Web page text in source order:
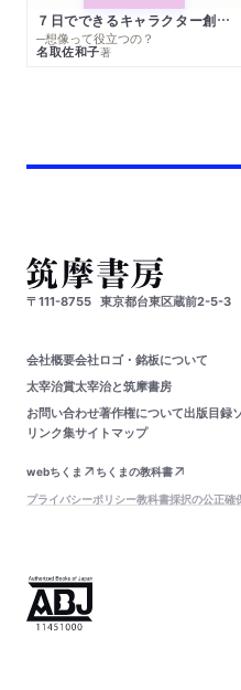
７日でできるキャラクター創作入門
─想像って役立つの？
名取佐和子著
〒111-8755 東京都台東区蔵前2-5-3
会社概要会社ロゴ・銘板について
太宰治賞太宰治と筑摩書房
お問い合わせ著作権について出版目録
リンク集サイトマップ
webちくま
ちくまの教科書
プライバシーポリシー教科書採択の公正確